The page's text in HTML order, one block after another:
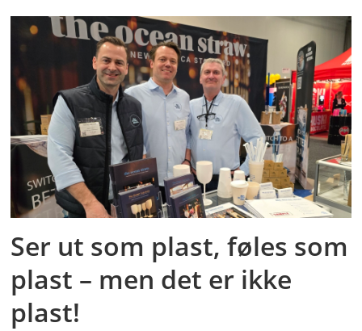
Ser ut som plast, føles som
plast – men det er ikke
plast!